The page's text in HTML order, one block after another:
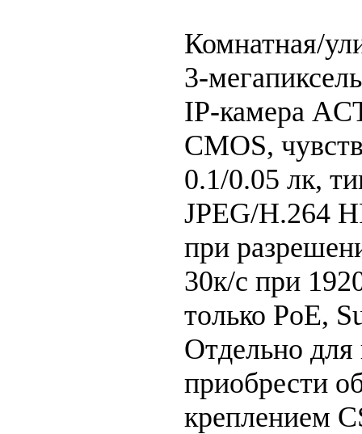
Комнатная/
3-
IP-камера
CMOS,
0.1/0.05 лк,
JPEG/H.264
при
30к/c при
только PoE,
Отдельно для
приобрести
креплением